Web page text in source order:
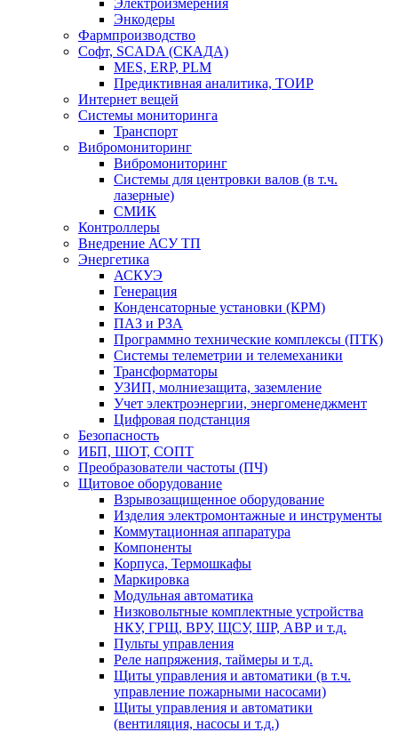
Электроизмерения
Энкодеры
Фармпроизводство
Софт, SCADA (СКАДА)
MES, ERP, PLM
Предиктивная аналитика, ТОИР
Интернет вещей
Системы мониторинга
Транспорт
Вибромониторинг
Вибромониторинг
Системы для центровки валов (в т.ч.
лазерные)
СМИК
Контроллеры
Внедрение АСУ ТП
Энергетика
АСКУЭ
Генерация
Конденсаторные установки (КРМ)
ПАЗ и РЗА
Программно технические комплексы (ПТК)
Системы телеметрии и телемеханики
Трансформаторы
УЗИП, молниезащита, заземление
Учет электроэнергии, энергоменеджмент
Цифровая подстанция
Безопасность
ИБП, ШОТ, СОПТ
Преобразователи частоты (ПЧ)
Щитовое оборудование
Взрывозащищенное оборудование
Изделия электромонтажные и инструменты
Коммутационная аппаратура
Компоненты
Корпуса, Термошкафы
Маркировка
Модульная автоматика
Низковольтные комплектные устройства
НКУ, ГРЩ, ВРУ, ЩСУ, ШР, АВР и т.д.
Пульты управления
Реле напряжения, таймеры и т.д.
Щиты управления и автоматики (в т.ч.
управление пожарными насосами)
Щиты управления и автоматики
(вентиляция, насосы и т.д.)